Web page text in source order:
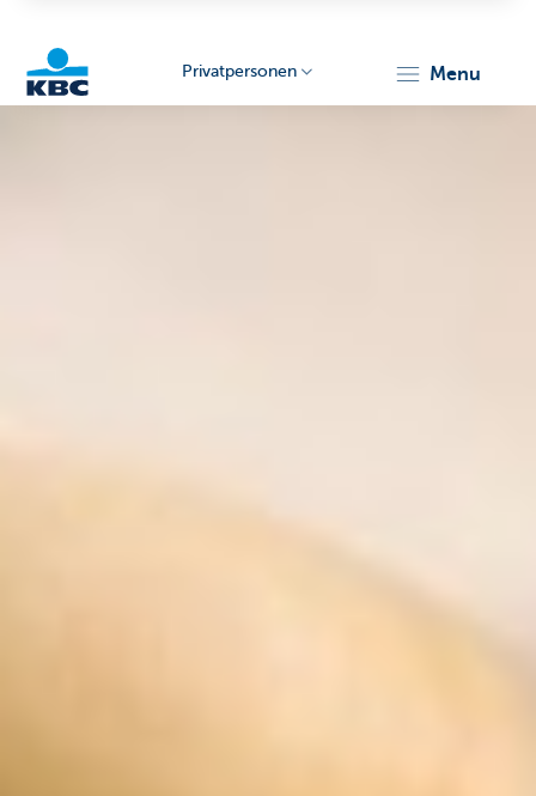
Privatpersonen menu